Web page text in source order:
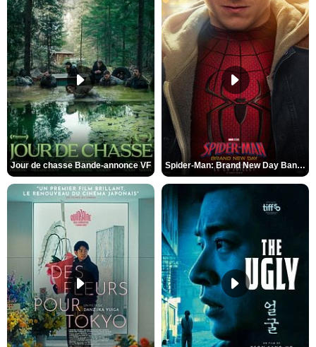
Jour de chasse Bande-annonce VF Spider-Man: Brand New Day Bande-annonce (3) VO STFR